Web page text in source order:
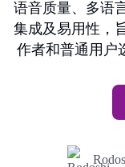
语音质量、多语
集成及易用性，
作者和普通用户